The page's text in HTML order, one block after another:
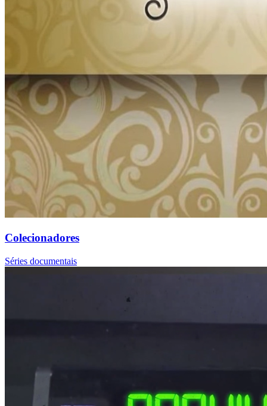
Colecionadores
Séries documentais